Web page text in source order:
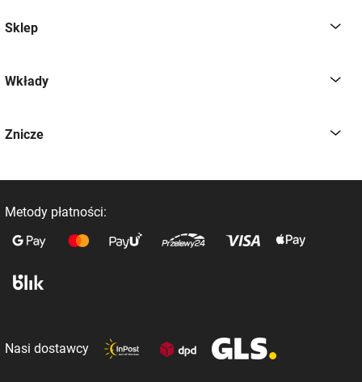
Sklep
Wkłady
Znicze
Metody płatności:
Nasi dostawcy